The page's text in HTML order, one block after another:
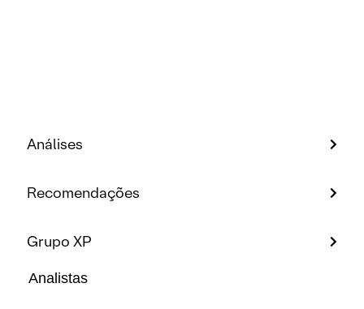
Análises
Recomendações
Grupo XP
Analistas